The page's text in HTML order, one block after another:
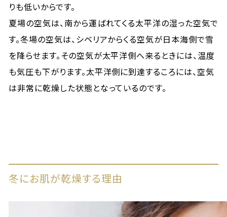
りも低いからです。
夏場の空気は、南から運ばれてくる太平洋の湿った空気で
す。冬場の空気は、シベリアからくる空気が日本海側で雪
を降らせます。その空気が太平洋側へ来るときには、温度
も気圧も下がります。太平洋側に到達するころには、空気
は非常に乾燥した状態となっているのです。
冬にお肌が乾燥する理由